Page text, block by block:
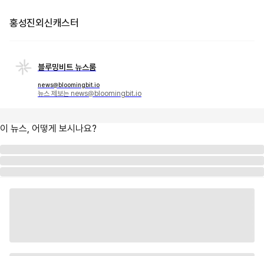
홍성진외신캐스터
블루밍비트 뉴스룸
news@bloomingbit.io
뉴스 제보는 news@bloomingbit.io
이 뉴스, 어떻게 보시나요?